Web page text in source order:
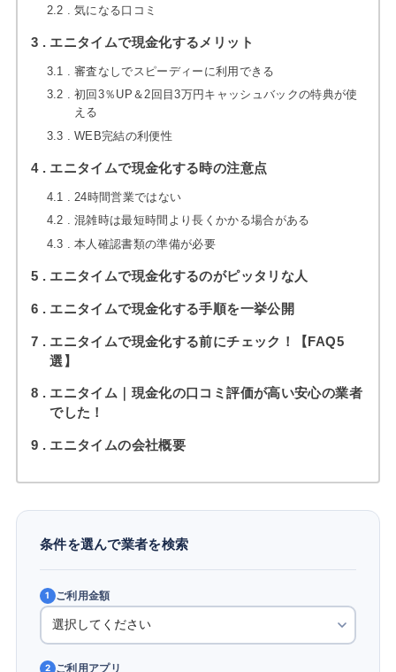
2.2
気になる口コミ
3 エニタイムで現金化するメリット
3.1
審査なしでスピーディーに利用できる
3.2
初回3％UP＆2回目3万円キャッシュバックの特典が使
える
3.3
WEB完結の利便性
4 エニタイムで現金化する時の注意点
4.1
24時間営業ではない
4.2
混雑時は最短時間より長くかかる場合がある
4.3
本人確認書類の準備が必要
5 エニタイムで現金化するのがピッタリな人
6 エニタイムで現金化する手順を一挙公開
7
エニタイムで現金化する前にチェック！【FAQ5
選】
8
エニタイム｜現金化の口コミ評価が高い安心の業者
でした！
9 エニタイムの会社概要
条件を選んで業者を検索
1 ご利用金額
2 ご利用アプリ